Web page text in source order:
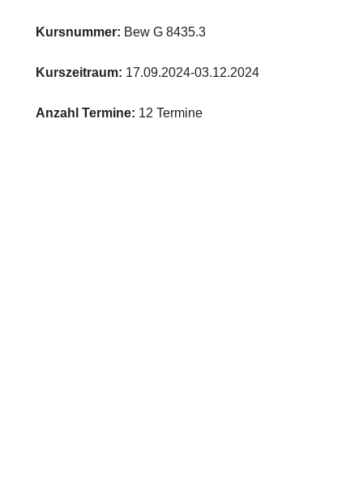
Kursnummer: Bew G 8435.3
Kurszeitraum: 17.09.2024-03.12.2024
Anzahl Termine: 12 Termine